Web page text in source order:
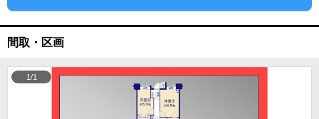
間取・区画
1/1